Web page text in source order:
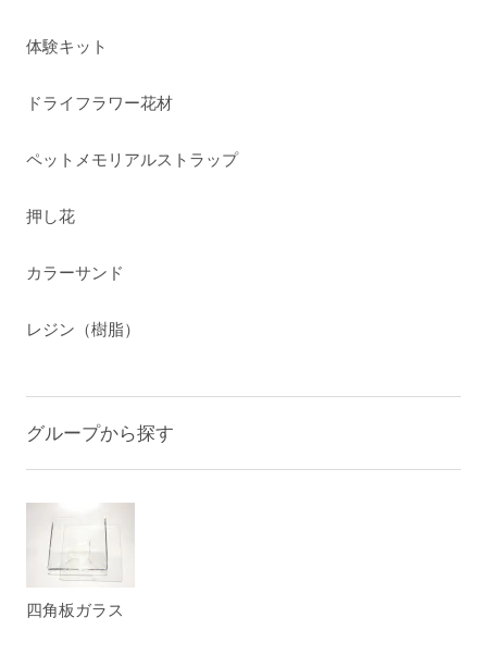
体験キット
ドライフラワー花材
ペットメモリアルストラップ
押し花
カラーサンド
レジン（樹脂）
グループから探す
四角板ガラス